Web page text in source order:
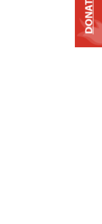
DONATE